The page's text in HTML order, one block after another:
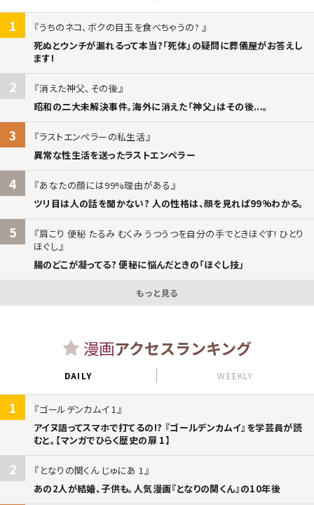
1
うちのネコ、ボクの目玉を食べちゃうの?
死ぬとウンチが漏れるって本当?「死体」の疑問に葬儀屋がお答えし
ます!
2
消えた神父、その後
昭和の二大未解決事件。海外に消えた「神父」はその後...。
3
ラストエンペラーの私生活
異常な性生活を送ったラストエンペラー
4
あなたの顔には99%理由がある
ツリ目は人の話を聞かない? 人の性格は、顔を見れば99%わかる。
5
肩こり 便秘 たるみ むくみ うつうつを自分の手でときほぐす! ひとり
ほぐし
腸のどこが凝ってる? 便秘に悩んだときの「ほぐし技」
もっと見る
漫画アクセスランキング
DAILY WEEKLY
1
ゴールデンカムイ 1
アイヌ語ってスマホで打てるの!? 『ゴールデンカムイ』を学芸員が読
むと。【マンガでひらく歴史の扉 1】
2
となりの関くん じゅにあ 1
あの2人が結婚、子供も。人気漫画『となりの関くん』の10年後